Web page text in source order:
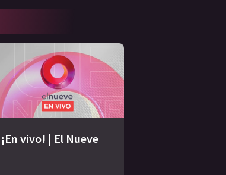
¡En vivo! | El Nueve